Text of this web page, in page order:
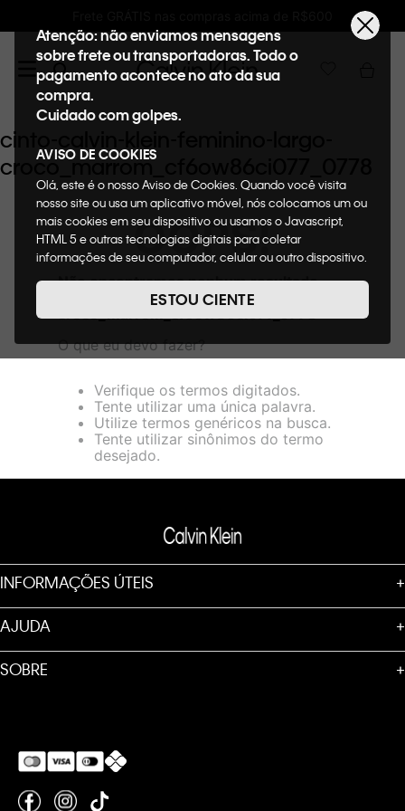
Ganhe
Atenção: não enviamos mensagens
sobre frete ou transportadoras. Todo o
pagamento acontece no ato da sua
compra.
Cuidado com golpes.
AVISO DE COOKIES
Olá, este é o nosso Aviso de Cookies. Quando você visita
nosso site ou usa um aplicativo móvel, nós colocamos um ou
mais cookies em seu dispositivo ou usamos o Javascript,
HTML 5 e outras tecnologias digitais para coletar
informações de seu computador, celular ou outro dispositivo.
de cookies, informaremos quais cookies usaremos e quais
suas funções. A forma como processamos os dados
nosso Aviso de Privacidade. Quando você visita nosso site,
fornecer a você toda a funcionalidade do site, incluindo,
entre outros, a capacidade de comprar um item em nossa
loja virtual. Para maiores informações sobre o nosso aviso de
Cookies acesse o link.
ESTOU CIENTE
cinto-calvin-klein-feminino-largo-
croco_marrom_cf6ow86ci077_0778
OOPS!
Não encontramos nenhum resultado
cinto-calvin-klein-feminino-largo-
croco_marrom_cf6ow86ci077_0778"
O que eu devo fazer?
Verifique os termos digitados.
Tente utilizar uma única palavra.
Utilize termos genéricos na busca.
Tente utilizar sinônimos do termo
desejado.
INFORMAÇÕES ÚTEIS +
AJUDA +
SOBRE +